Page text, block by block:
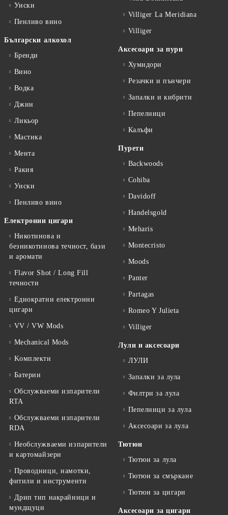
Уиски
Пенливо вино
Български алкохол
Бренди
Вино
Водка
Джин
Ликьор
Мастика
Мента
Ракия
Уиски
Пенливо вино
Електронни цигари
Никотинова и
безникотинова течност, бази
и аромати
Flavor Shot / Long Fill
течности
Еднократни електронни
цигари
VV / VW Mods
Mechanical Mods
Kомплекти
Батерии
Обслужваеми изпарители
RTA
Обслужваеми изпарители
RDA
Необслужваеми изпарители
и картомайзери
Проводници, намотки,
фитили и инструменти
Дрип тип накрайници и
мундщуци
Villiger La Meridiana
Villiger
Аксесоари за пури
Хумидори
Резачки и пънчери
Запалки и кибрити
Пепелници
Калъфи
Пурети
Backwoods
Cohiba
Davidoff
Handelsgold
Meharis
Montecristo
Moods
Panter
Partagas
Romeo Y Julieta
Villiger
Лули и аксесоари
ЛУЛИ
Запалки за лула
Филтри за лула
Пепелници за лула
Аксесоари за лула
Тютюн
Тютюн за лула
Тютюн за смъркане
Тютюн за цигари
Аксесоари за цигари